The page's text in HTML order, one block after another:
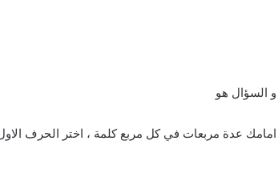
و السؤال هو
امامك عدة مربعات في كل مربع كلمة ، اختر الحرف